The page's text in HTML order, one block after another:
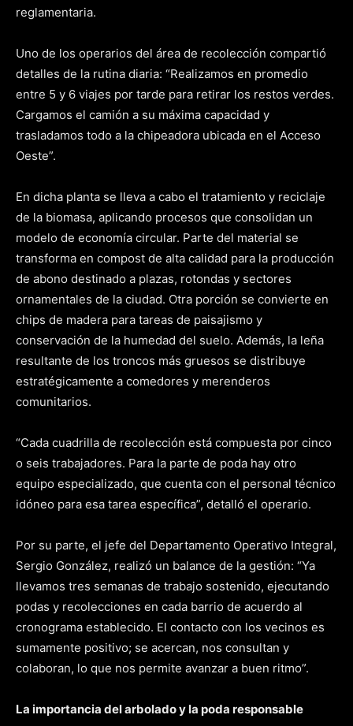
reglamentaria.
Uno de los operarios del área de recolección compartió
detalles de la rutina diaria: “Realizamos en promedio
entre 5 y 6 viajes por tarde para retirar los restos verdes.
Cargamos el camión a su máxima capacidad y
trasladamos todo a la chipeadora ubicada en el Acceso
Oeste”.
En dicha planta se lleva a cabo el tratamiento y reciclaje
de la biomasa, aplicando procesos que consolidan un
modelo de economía circular. Parte del material se
transforma en compost de alta calidad para la producción
de abono destinado a plazas, rotondas y sectores
ornamentales de la ciudad. Otra porción se convierte en
chips de madera para tareas de paisajismo y
conservación de la humedad del suelo. Además, la leña
resultante de los troncos más gruesos se distribuye
estratégicamente a comedores y merenderos
comunitarios.
“Cada cuadrilla de recolección está compuesta por cinco
o seis trabajadores. Para la parte de poda hay otro
equipo especializado, que cuenta con el personal técnico
idóneo para esa tarea específica”, detalló el operario.
Por su parte, el jefe del Departamento Operativo Integral,
Sergio González, realizó un balance de la gestión: “Ya
llevamos tres semanas de trabajo sostenido, ejecutando
podas y recolecciones en cada barrio de acuerdo al
cronograma establecido. El contacto con los vecinos es
sumamente positivo; se acercan, nos consultan y
colaboran, lo que nos permite avanzar a buen ritmo”.
La importancia del arbolado y la poda responsable